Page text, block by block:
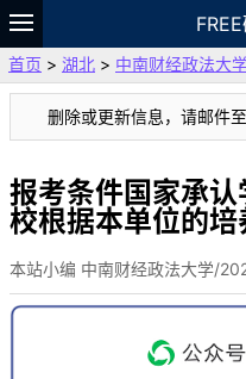
题库
故事 专题
VIP
资料
首页 > 湖北 > 中南财经政法大
删除或更新信息，请邮件
报考条件国家承
校根据本单位的
本站小编 中南财经政法大学/